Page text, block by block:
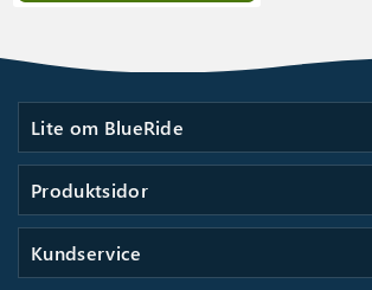
Lite om BlueRide
Produktsidor
Kundservice